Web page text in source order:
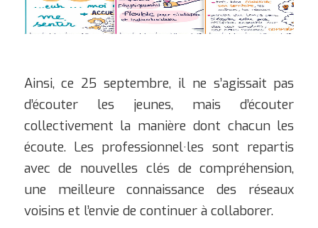
Ainsi, ce 25 septembre, il ne s’agissait pas
d’écouter les jeunes, mais d’écouter
collectivement la manière dont chacun les
écoute. Les professionnel·les sont repartis
avec de nouvelles clés de compréhension,
une meilleure connaissance des réseaux
voisins et l’envie de continuer à collaborer.